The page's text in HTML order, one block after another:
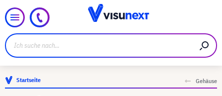
Startseite Gehäuse